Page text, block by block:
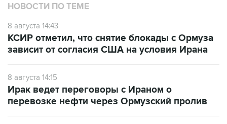
НОВОСТИ ПО ТЕМЕ
8 августа 14:43
КСИР отметил, что снятие блокады с Ормуза
зависит от согласия США на условия Ирана
8 августа 14:15
Ирак ведет переговоры с Ираном о
перевозке нефти через Ормузский пролив